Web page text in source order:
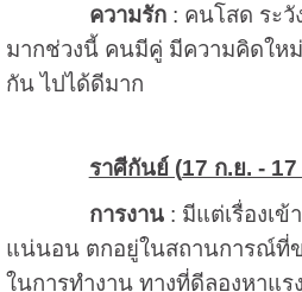
ความรัก: คนโสด ระวั
มากช่วงนี้ คนมีคู่ มีความคิดใหม่
กัน ไปได้ดีมาก
ราศีกันย์ (17 ก.ย. -
การงาน: มีแต่เรื่องเข้
แน่นอน ตกอยู่ในสถานการณ์ที่
ในการทำงาน ทางที่ดีลองหาแ